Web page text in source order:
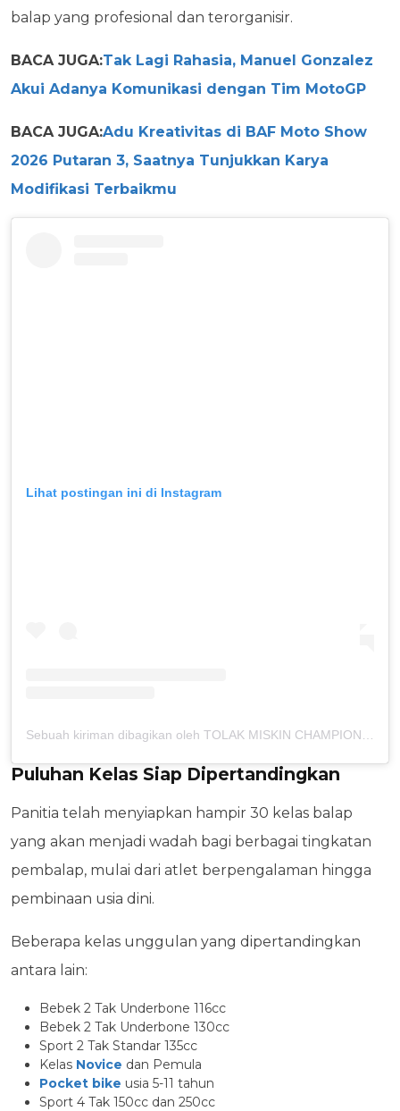
balap yang profesional dan terorganisir.
BACA JUGA:Tak Lagi Rahasia, Manuel Gonzalez
Akui Adanya Komunikasi dengan Tim MotoGP
BACA JUGA:Adu Kreativitas di BAF Moto Show
2026 Putaran 3, Saatnya Tunjukkan Karya
Modifikasi Terbaikmu
Lihat postingan ini di Instagram
Puluhan Kelas Siap Dipertandingkan
Panitia telah menyiapkan hampir 30 kelas balap
yang akan menjadi wadah bagi berbagai tingkatan
pembalap, mulai dari atlet berpengalaman hingga
pembinaan usia dini.
Beberapa kelas unggulan yang dipertandingkan
antara lain:
Bebek 2 Tak Underbone 116cc
Bebek 2 Tak Underbone 130cc
Sport 2 Tak Standar 135cc
Kelas Novice dan Pemula
Pocket bike usia 5-11 tahun
Sport 4 Tak 150cc dan 250cc